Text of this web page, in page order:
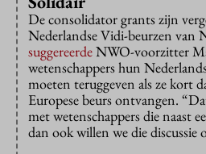
De consolidator grants zijn
Nederlandse Vidi-beurzen van
suggereerdeNWO-voorzitter
wetenschappers hun
moeten teruggeven als ze kort
Europese beurs ontvangen.
met wetenschappers die naast
dan ook willen we die discussie